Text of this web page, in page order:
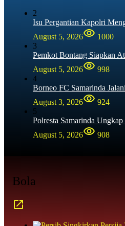
2
Isu Pergantian Kapolri
August 5, 2026
1000
3
Pemkot Bontang Siapkan
August 5, 2026
998
4
Borneo FC Samarinda
August 3, 2026
924
5
Polresta Samarinda
August 5, 2026
908
Bola